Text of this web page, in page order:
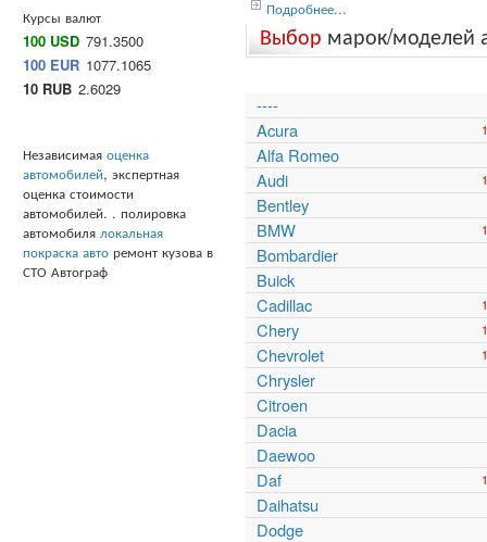
Курсы валют
100 USD 791.3500
100 EUR 1077.1065
10 RUB 2.6029
Независимая оценка
автомобилей, экспертная
оценка стоимости
автомобилей. . полировка
автомобиля локальная
покраска авто ремонт кузова в
СТО Автограф
Подробнее...
Выбор марок/моделей
----
Acura
Alfa Romeo
Audi
Bentley
BMW
Bombardier
Buick
Cadillac
Chery
Chevrolet
Chrysler
Citroen
Dacia
Daewoo
Daf
Daihatsu
Dodge